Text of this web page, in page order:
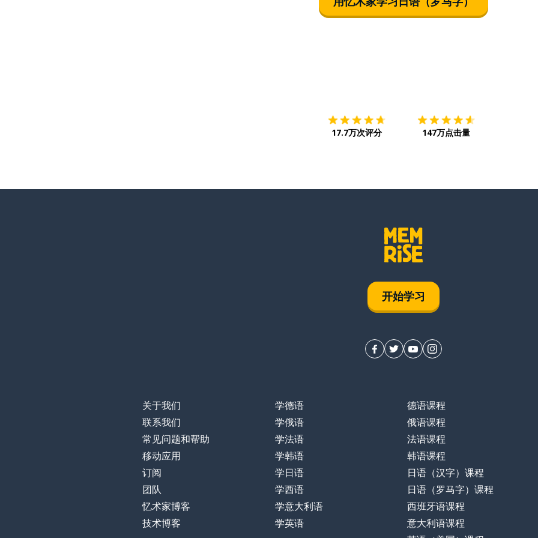
17.7万次评分 147万点击量
开始学习
关于我们
联系我们
常见问题和帮助
移动应用
订阅
团队
忆术家博客
技术博客
学德语
学俄语
学法语
学韩语
学日语
学西语
学意大利语
学英语
德语课程
俄语课程
法语课程
韩语课程
日语（汉字）课程
日语（罗马字）课程
西班牙语课程
意大利语课程